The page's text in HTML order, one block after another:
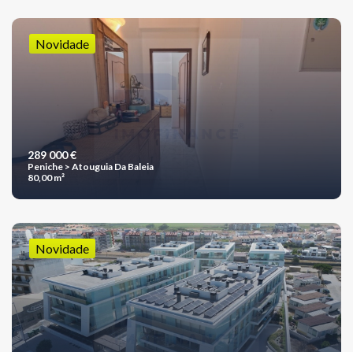
Novidade
289 000 €
Peniche > Atouguia Da Baleia
80,00 m²
Novidade